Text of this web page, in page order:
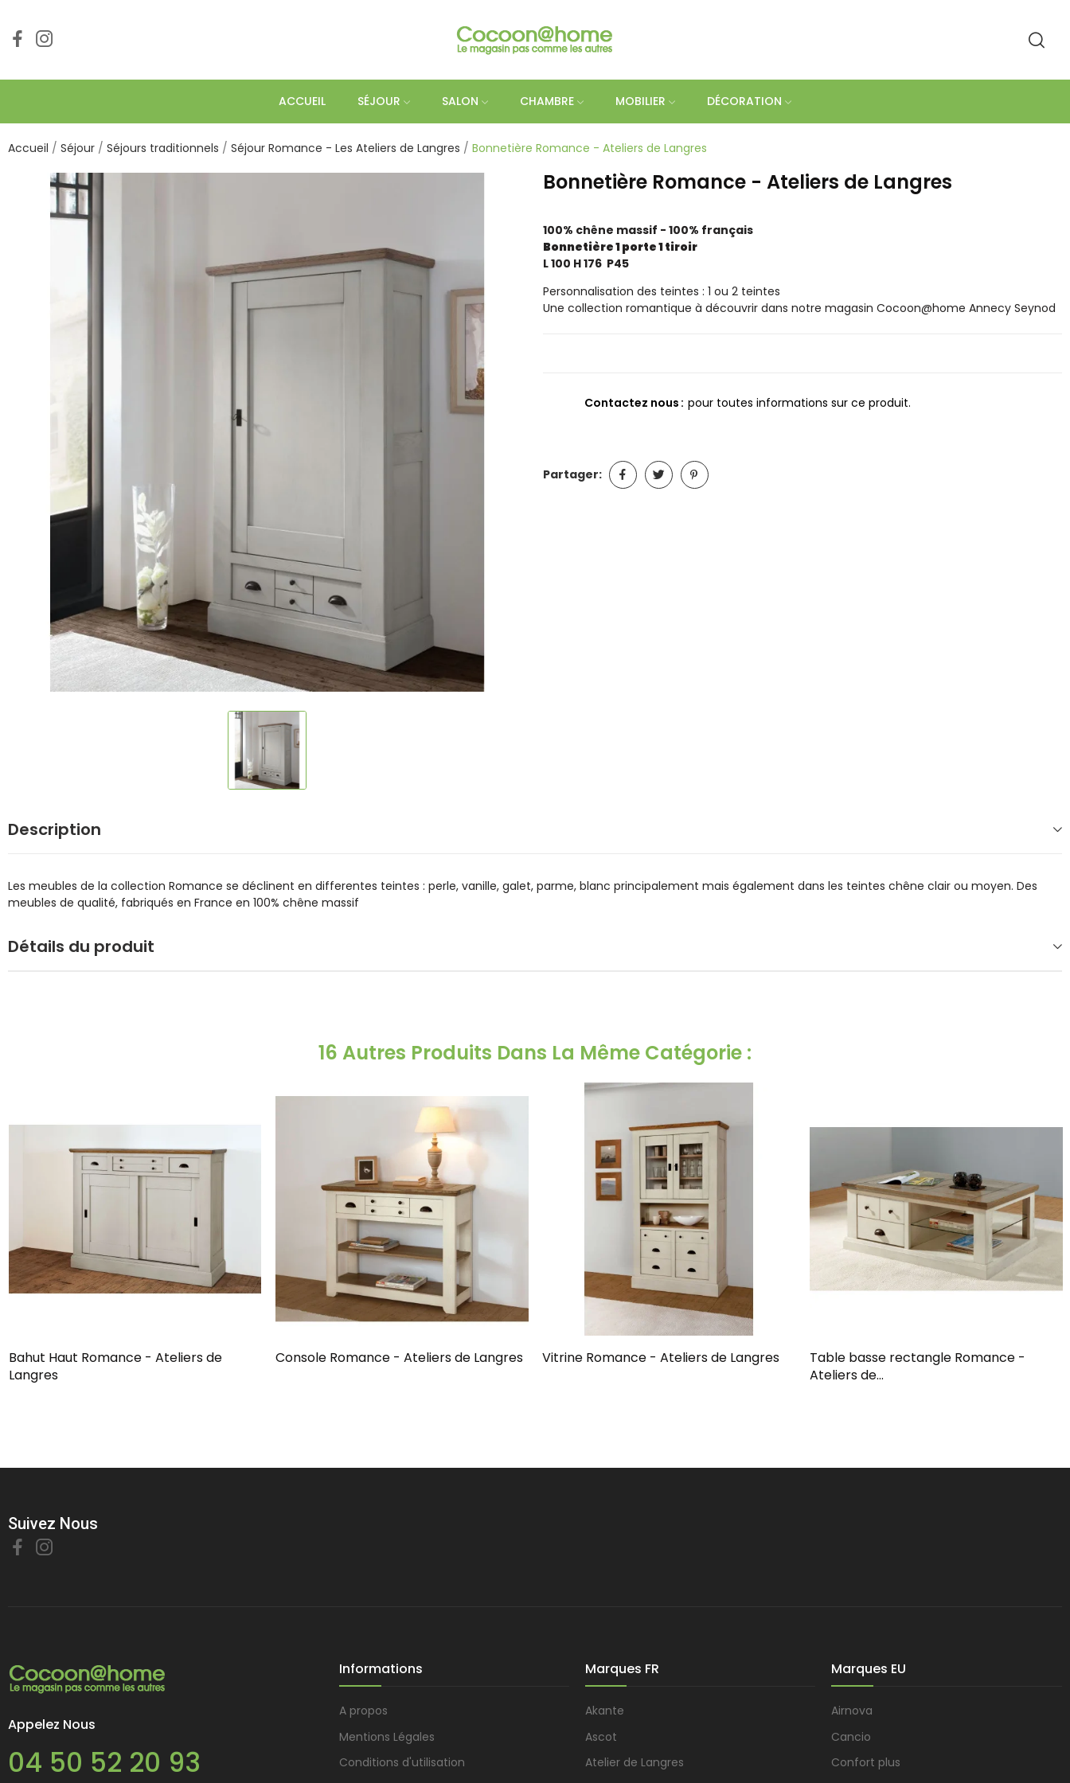
ACCUEIL SÉJOUR SALON CHAMBRE MOBILIER DÉCORATION
Accueil Séjour Séjours traditionnels Séjour Romance - Les Ateliers de Langres Bonnetière Romance - Ateliers de Langres
Bonnetière Romance - Ateliers de Langres
100% chêne massif - 100% français
Bonnetière 1 porte 1 tiroir
L 100 H 176 P45
Personnalisation des teintes : 1 ou 2 teintes
Une collection romantique à découvrir dans notre magasin Cocoon@home Annecy Seynod
Contactez nous pour toutes informations sur ce produit.
Partager:
Description
Les meubles de la collection Romance se déclinent en differentes teintes : perle, vanille, galet, parme, blanc principalement mais également dans les teintes chêne clair ou moyen. Des
meubles de qualité, fabriqués en France en 100% chêne massif
Détails du produit
16 Autres Produits Dans La Même Catégorie :
Bahut Haut Romance - Ateliers de
Langres
Console Romance - Ateliers de Langres Vitrine Romance - Ateliers de Langres
Table basse rectangle Romance -
Ateliers de...
Suivez Nous
Appelez Nous
04 50 52 20 93
Informations
A propos
Mentions Légales
Conditions d'utilisation
Marques FR
Akante
Ascot
Atelier de Langres
Marques EU
Airnova
Cancio
Confort plus